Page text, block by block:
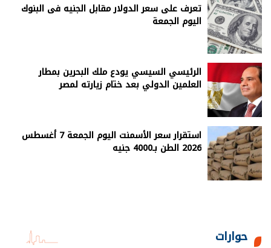
تعرف على سعر الدولار مقابل الجنيه فى البنوك
اليوم الجمعة
الرئيسي السيسي يودع ملك البحرين بمطار
العلمين الدولي بعد ختام زيارته لمصر
استقرار سعر الأسمنت اليوم الجمعة 7 أغسطس
2026 الطن بـ4000 جنيه
حوارات